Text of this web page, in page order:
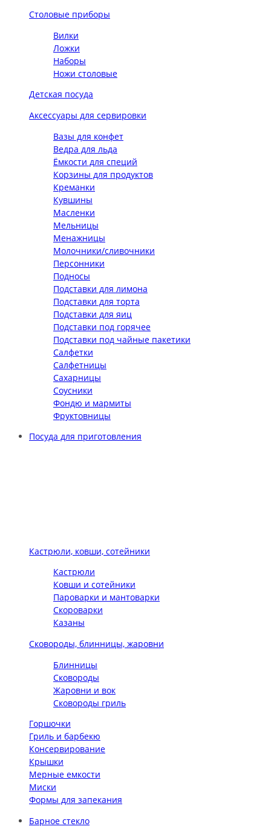
Столовые приборы
Вилки
Ложки
Наборы
Ножи столовые
Детская посуда
Аксессуары для сервировки
Вазы для конфет
Ведра для льда
Ёмкости для специй
Корзины для продуктов
Креманки
Кувшины
Масленки
Мельницы
Менажницы
Молочники/сливочники
Персонники
Подносы
Подставки для лимона
Подставки для торта
Подставки для яиц
Подставки под горячее
Подставки под чайные пакетики
Салфетки
Салфетницы
Сахарницы
Соусники
Фондю и мармиты
Фруктовницы
Посуда для приготовления
Кастрюли, ковши, сотейники
Кастрюли
Ковши и сотейники
Пароварки и мантоварки
Скороварки
Казаны
Сковороды, блинницы, жаровни
Блинницы
Сковороды
Жаровни и вок
Сковороды гриль
Горшочки
Гриль и барбекю
Консервирование
Крышки
Мерные емкости
Миски
Формы для запекания
Барное стекло